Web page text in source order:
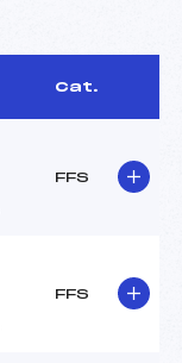
Cat.
FFS
FFS